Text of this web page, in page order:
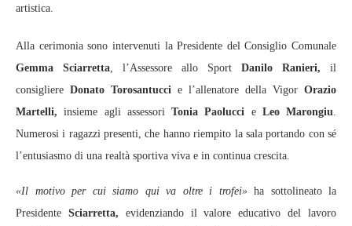
artistica.
Alla cerimonia sono intervenuti la Presidente del Consiglio Comunale
Gemma Sciarretta, l’Assessore allo Sport Danilo Ranieri, il
consigliere Donato Torosantucci e l’allenatore della Vigor Orazio
Martelli, insieme agli assessori Tonia Paolucci e Leo Marongiu.
Numerosi i ragazzi presenti, che hanno riempito la sala portando con sé
l’entusiasmo di una realtà sportiva viva e in continua crescita.
«Il motivo per cui siamo qui va oltre i trofei»ha sottolineato la
Presidente Sciarretta, evidenziando il valore educativo del lavoro